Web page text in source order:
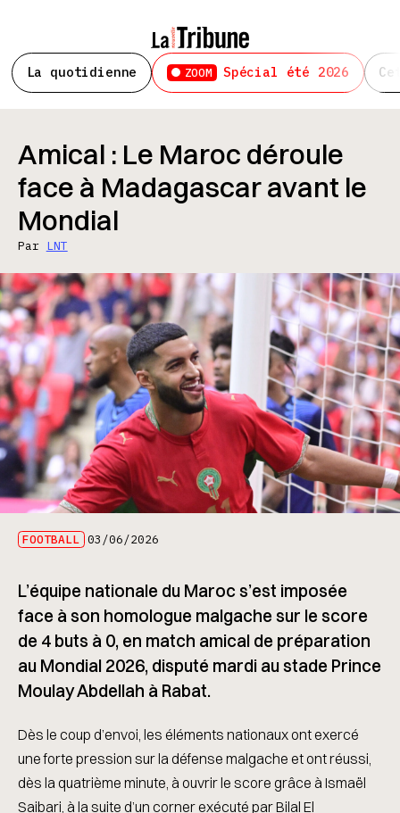
La quotidienne ZOOM Spécial été 2026
FOOTBALL 03/06/2026
Amical : Le Maroc déroule
face à Madagascar avant le
Mondial
Par LNT
L’équipe nationale du Maroc s’est imposée
face à son homologue malgache sur le score
de 4 buts à 0, en match amical de préparation
au Mondial 2026, disputé mardi au stade Prince
Moulay Abdellah à Rabat.
Dès le coup d’envoi, les éléments nationaux ont exercé
une forte pression sur la défense malgache et ont réussi,
dès la quatrième minute, à ouvrir le score grâce à Ismaël
Saibari, à la suite d’un corner exécuté par Bilal El